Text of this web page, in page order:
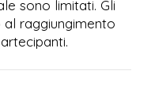
sono limitati. Gli
raggiungimento